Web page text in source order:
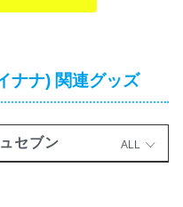
ナナ) 関連グッズ
セブン ALL